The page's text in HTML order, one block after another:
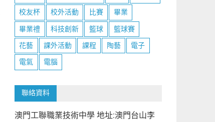
校友杯 校外活動 比賽 畢業
畢業禮 科技創新 籃球 籃球賽
花藝 課外活動 課程 陶藝 電子
電氣 電腦
聯絡資料
澳門工聯職業技術中學 地址:澳門台山李